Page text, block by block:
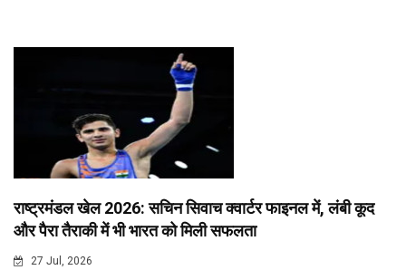
राष्ट्रमंडल खेल 2026: सचिन सिवाच क्वार्टर फाइनल में, लंबी कूद
और पैरा तैराकी में भी भारत को मिली सफलता
27 Jul, 2026